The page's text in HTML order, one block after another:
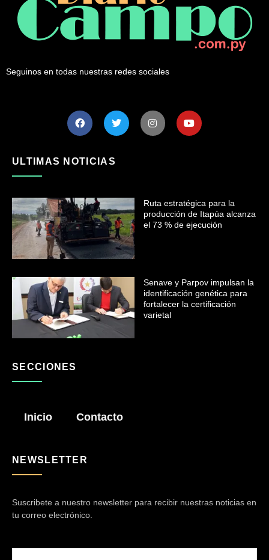
Seguinos en todas nuestras redes sociales
ULTIMAS NOTICIAS
Ruta estratégica para la
producción de Itapúa alcanza
el 73 % de ejecución
Senave y Parpov impulsan la
identificación genética para
fortalecer la certificación
varietal
SECCIONES
Inicio Contacto
NEWSLETTER
Suscribete a nuestro newsletter para recibir nuestras noticias en
tu correo electrónico.